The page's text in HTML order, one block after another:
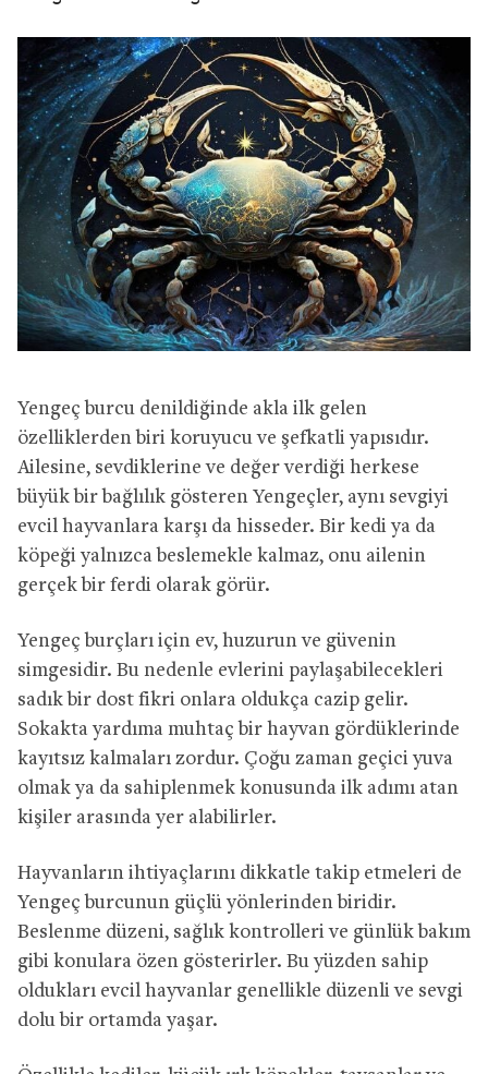
Yengeç burcu denildiğinde akla ilk gelen
özelliklerden biri koruyucu ve şefkatli yapısıdır.
Ailesine, sevdiklerine ve değer verdiği herkese
büyük bir bağlılık gösteren Yengeçler, aynı sevgiyi
evcil hayvanlara karşı da hisseder. Bir kedi ya da
köpeği yalnızca beslemekle kalmaz, onu ailenin
gerçek bir ferdi olarak görür.
Yengeç burçları için ev, huzurun ve güvenin
simgesidir. Bu nedenle evlerini paylaşabilecekleri
sadık bir dost fikri onlara oldukça cazip gelir.
Sokakta yardıma muhtaç bir hayvan gördüklerinde
kayıtsız kalmaları zordur. Çoğu zaman geçici yuva
olmak ya da sahiplenmek konusunda ilk adımı atan
kişiler arasında yer alabilirler.
Hayvanların ihtiyaçlarını dikkatle takip etmeleri de
Yengeç burcunun güçlü yönlerinden biridir.
Beslenme düzeni, sağlık kontrolleri ve günlük bakım
gibi konulara özen gösterirler. Bu yüzden sahip
oldukları evcil hayvanlar genellikle düzenli ve sevgi
dolu bir ortamda yaşar.